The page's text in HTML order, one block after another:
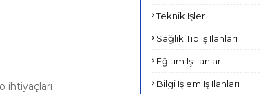
ihtiyaçları
Teknik Işler
Sağlık Tıp Iş Ilanları
Eğitim Iş Ilanları
Bilgi Işlem Iş Ilanları